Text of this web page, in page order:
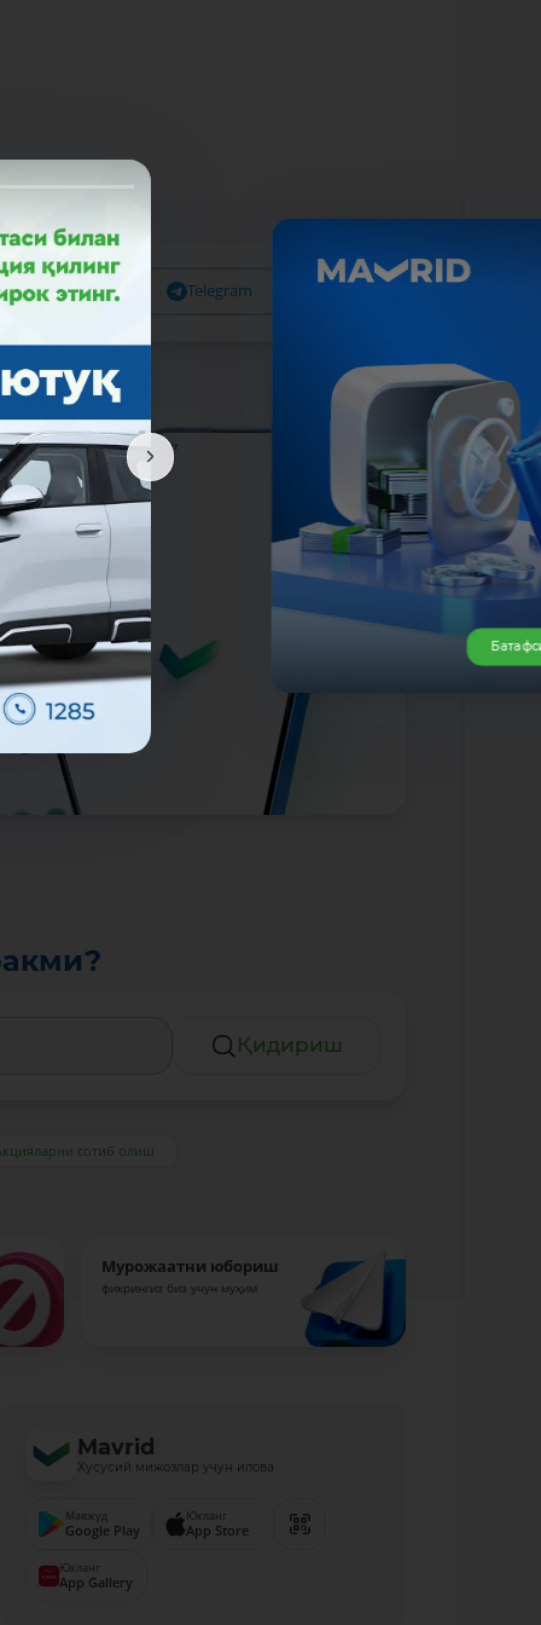
Facebook Telegram
Қидириш
сотиб олиш
Мурожаатни юбориш
фикрингиз биз учун муҳим
Mavrid
Хусусий мижозлар учун илова
Мавжуд
Google Play
Юкланг
App Store
Юкланг
App Gallery